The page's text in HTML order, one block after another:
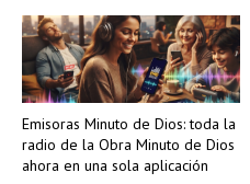
Emisoras Minuto de Dios: toda la
radio de la Obra Minuto de Dios
ahora en una sola aplicación